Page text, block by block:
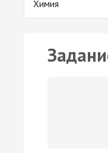
Химия